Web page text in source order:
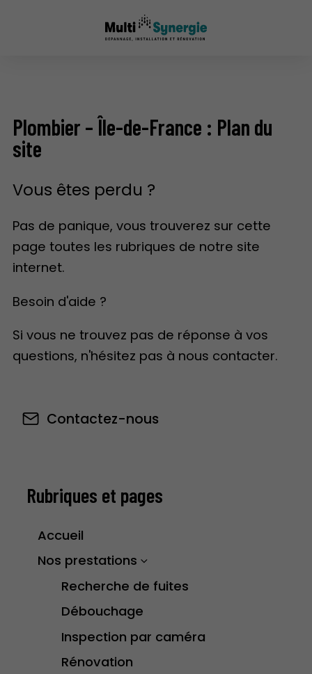
Plombier – Île-de-France : Plan du
site
Vous êtes perdu ?
Pas de panique, vous trouverez sur cette
page toutes les rubriques de notre site
internet.​​
Besoin d'aide ?
Si vous ne trouvez pas de réponse à vos
questions, n'hésitez pas à nous contacter.
Contactez-nous
Rubriques et pages
Accueil
Nos prestations
Recherche de fuites
Débouchage
Inspection par caméra
Rénovation